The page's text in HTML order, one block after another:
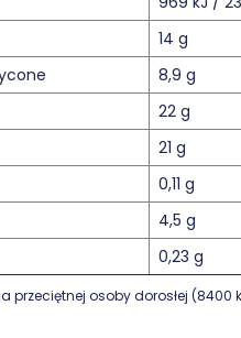
14 g
8,9 g
22 g
21 g
0,11 g
4,5 g
0,23 g
przeciętnej osoby dorosłej (8400